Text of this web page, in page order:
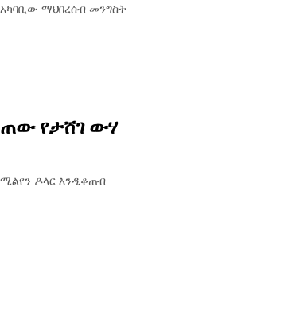
ማህበረሰብ መንግስት
የታሸገ ውሃ
ዶላር እንዲቆጠብ